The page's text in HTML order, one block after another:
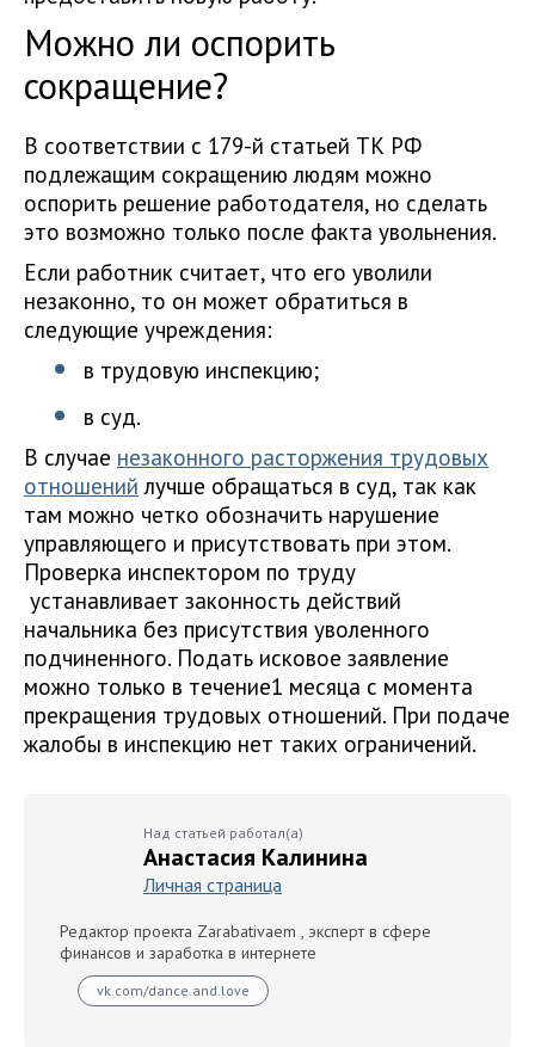
Можно ли оспорить
сокращение?
В соответствии с 179-й статьей ТК РФ
подлежащим сокращению людям можно
оспорить решение работодателя, но сделать
это возможно только после факта увольнения.
Если работник считает, что его уволили
незаконно, то он может обратиться в
следующие учреждения:
в трудовую инспекцию;
в суд.
В случае незаконного расторжения трудовых
отношений лучше обращаться в суд, так как
там можно четко обозначить нарушение
управляющего и присутствовать при этом.
Проверка инспектором по труду
устанавливает законность действий
начальника без присутствия уволенного
подчиненного. Подать исковое заявление
можно только в течение1 месяца с момента
прекращения трудовых отношений. При подаче
жалобы в инспекцию нет таких ограничений.
Над статьей работал(а)
Анастасия Калинина
Личная страница
Редактор проекта Zarabativaem , эксперт в сфере
финансов и заработка в интернете
vk.com/dance.and.love